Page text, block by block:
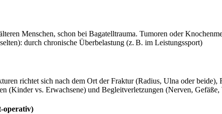
Menschen, schon bei Bagatelltrauma. Tumoren oder
durch chronische Überbelastung (z. B. im Leistungssport)
richtet sich nach dem Ort der Fraktur (Radius, Ulna oder
(Kinder vs. Erwachsene) und Begleitverletzungen (Nerven, Gefäße,
operativ)